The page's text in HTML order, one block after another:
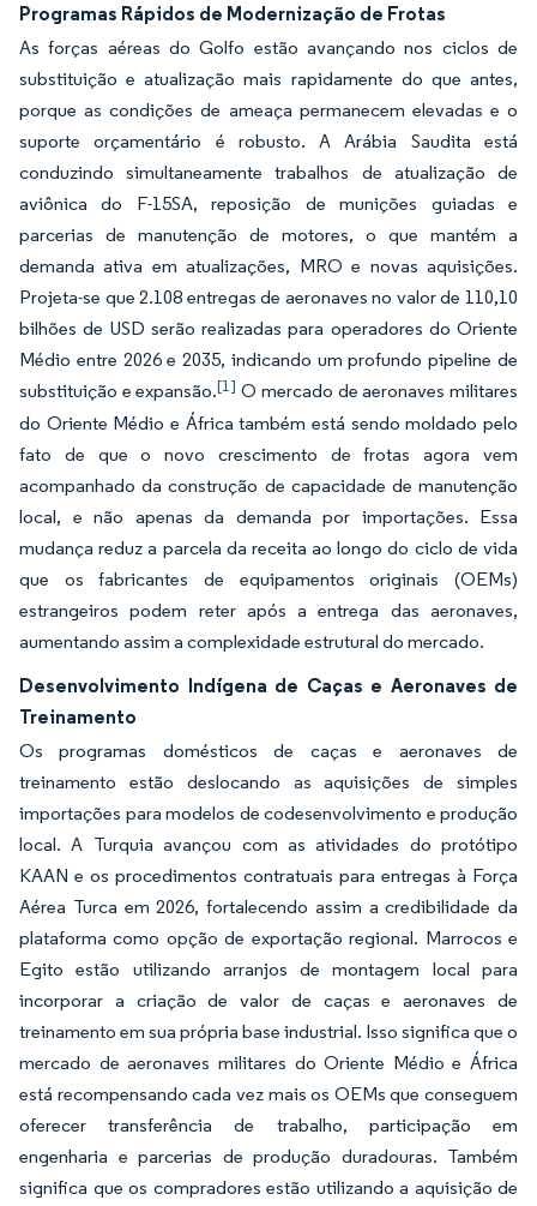
Programas Rápidos de Modernização de Frotas
As forças aéreas do Golfo estão avançando nos ciclos de
substituição e atualização mais rapidamente do que antes,
porque as condições de ameaça permanecem elevadas e o
suporte orçamentário é robusto. A Arábia Saudita está
conduzindo simultaneamente trabalhos de atualização de
aviônica do F-15SA, reposição de munições guiadas e
parcerias de manutenção de motores, o que mantém a
demanda ativa em atualizações, MRO e novas aquisições.
Projeta-se que 2.108 entregas de aeronaves no valor de 110,10
bilhões de USD serão realizadas para operadores do Oriente
Médio entre 2026 e 2035, indicando um profundo pipeline de
substituição e expansão.[1] O mercado de aeronaves militares
do Oriente Médio e África também está sendo moldado pelo
fato de que o novo crescimento de frotas agora vem
acompanhado da construção de capacidade de manutenção
local, e não apenas da demanda por importações. Essa
mudança reduz a parcela da receita ao longo do ciclo de vida
que os fabricantes de equipamentos originais (OEMs)
estrangeiros podem reter após a entrega das aeronaves,
aumentando assim a complexidade estrutural do mercado.
Desenvolvimento Indígena de Caças e Aeronaves de
Treinamento
Os programas domésticos de caças e aeronaves de
treinamento estão deslocando as aquisições de simples
importações para modelos de codesenvolvimento e produção
local. A Turquia avançou com as atividades do protótipo
KAAN e os procedimentos contratuais para entregas à Força
Aérea Turca em 2026, fortalecendo assim a credibilidade da
plataforma como opção de exportação regional. Marrocos e
Egito estão utilizando arranjos de montagem local para
incorporar a criação de valor de caças e aeronaves de
treinamento em sua própria base industrial. Isso significa que o
mercado de aeronaves militares do Oriente Médio e África
está recompensando cada vez mais os OEMs que conseguem
oferecer transferência de trabalho, participação em
engenharia e parcerias de produção duradouras. Também
significa que os compradores estão utilizando a aquisição de